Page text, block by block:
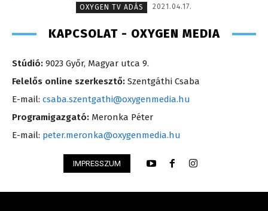
OXYGEN TV ADÁS
2021.04.17.
KAPCSOLAT - OXYGEN MEDIA
Stúdió: 9023 Győr, Magyar utca 9.
Felelős online szerkesztő: Szentgáthi Csaba
E-mail: csaba.szentgathi@oxygenmedia.hu
Programigazgató: Meronka Péter
E-mail: peter.meronka@oxygenmedia.hu
IMPRESSZUM